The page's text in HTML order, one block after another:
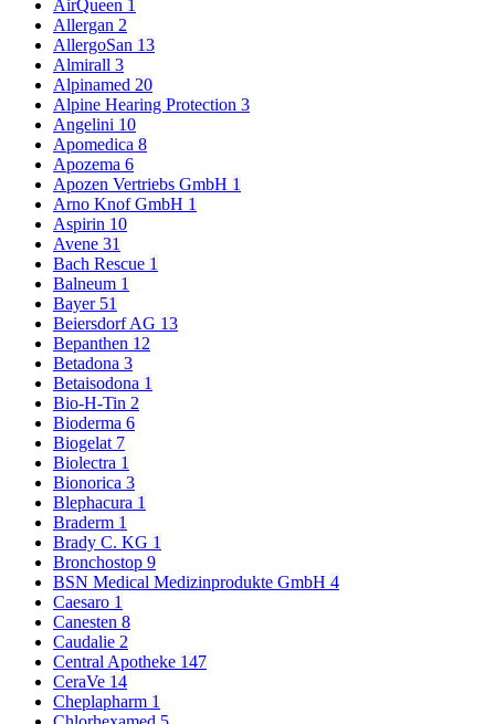
AirQueen 1
Allergan 2
AllergoSan 13
Almirall 3
Alpinamed 20
Alpine Hearing Protection 3
Angelini 10
Apomedica 8
Apozema 6
Apozen Vertriebs GmbH 1
Arno Knof GmbH 1
Aspirin 10
Avene 31
Bach Rescue 1
Balneum 1
Bayer 51
Beiersdorf AG 13
Bepanthen 12
Betadona 3
Betaisodona 1
Bio-H-Tin 2
Bioderma 6
Biogelat 7
Biolectra 1
Bionorica 3
Blephacura 1
Braderm 1
Brady C. KG 1
Bronchostop 9
BSN Medical Medizinprodukte GmbH 4
Caesaro 1
Canesten 8
Caudalie 2
Central Apotheke 147
CeraVe 14
Cheplapharm 1